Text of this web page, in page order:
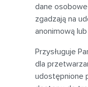
dane
zgadzają na
anonimową
Przysługuje
dla
udostępnione